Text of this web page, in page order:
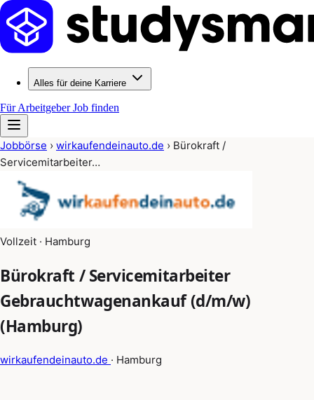
Alles für deine Karriere
Für ArbeitgeberJob finden
Jobbörse › wirkaufendeinauto.de › Bürokraft /
Servicemitarbeiter…
Vollzeit · Hamburg
Bürokraft / Servicemitarbeiter
Gebrauchtwagenankauf (d/m/w)
(Hamburg)
wirkaufendeinauto.de · Hamburg